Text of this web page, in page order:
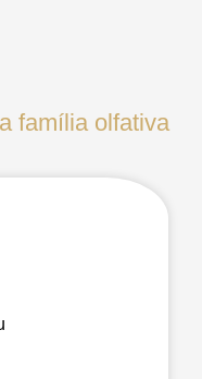
família olfativa